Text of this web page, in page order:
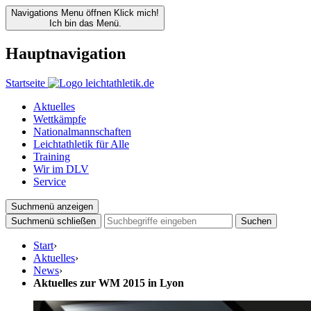
Navigations Menu öffnen Klick mich!
Ich bin das Menü.
Hauptnavigation
Startseite
Aktuelles
Wettkämpfe
Nationalmannschaften
Leichtathletik für Alle
Training
Wir im DLV
Service
Suchmenü anzeigen
Suchmenü schließen
Suchen
Start›
Aktuelles›
News›
Aktuelles zur WM 2015 in Lyon